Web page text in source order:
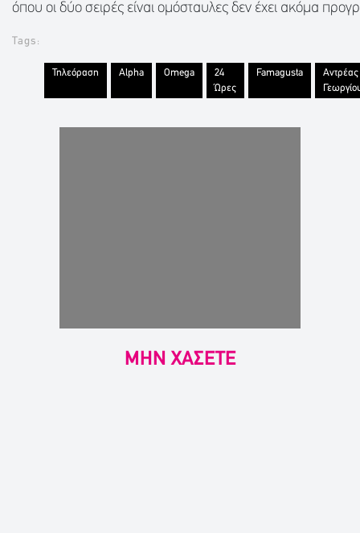
όπου οι δύο σειρές είναι ομόσταυλες δεν έχει ακόμα
Tags:
Τηλεόραση Alpha Omega
24
Ώρες
Famagusta
Αντρέας
ΜΗΝ ΧΑΣΕΤΕ